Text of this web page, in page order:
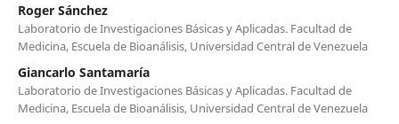
Roger Sánchez
Laboratorio de Investigaciones Básicas y Aplicadas. Facultad de
Medicina, Escuela de Bioanálisis, Universidad Central de Venezuela
Giancarlo Santamaría
Laboratorio de Investigaciones Básicas y Aplicadas. Facultad de
Medicina, Escuela de Bioanálisis, Universidad Central de Venezuela